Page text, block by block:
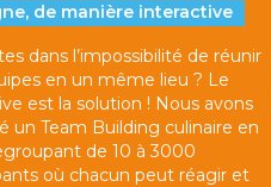
de manière interactive
dans l’impossibilité de réunir
en un même lieu ? Le
est la solution ! Nous avons
un Team Building culinaire en
de 10 à 3000
où chacun peut réagir et